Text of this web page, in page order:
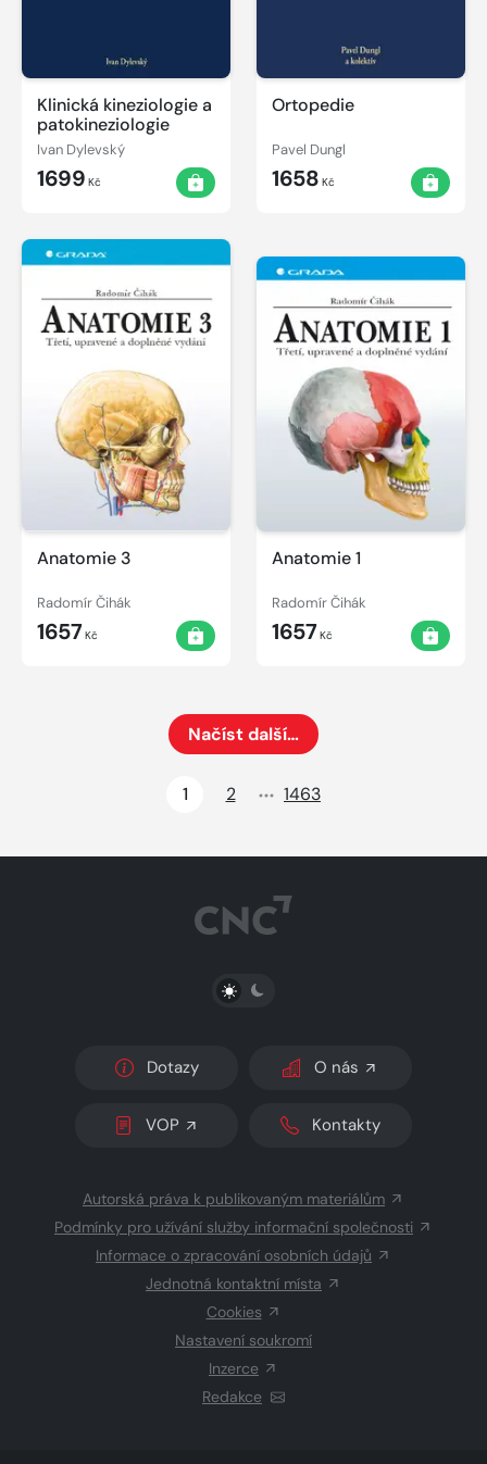
Klinická kineziologie a
patokineziologie
Ivan Dylevský
1699 Kč
Ortopedie
Pavel Dungl
1658 Kč
Anatomie 3
Radomír Čihák
1657Kč
Anatomie 1
Radomír Čihák
1657Kč
Načíst další…
1
2 1463
PŘEPNOUT SVĚTLÝ/TMAVÝ REŽIM
Dotazy O nás
VOP Kontakty
Autorská práva k publikovaným materiálům
Podmínky pro užívání služby informační společnosti
Informace o zpracování osobních údajů
Jednotná kontaktní místa
Cookies
Nastavení soukromí
Inzerce
Redakce